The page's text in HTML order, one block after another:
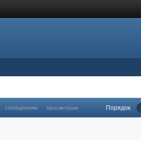
сообщениям просмотрам Порядок